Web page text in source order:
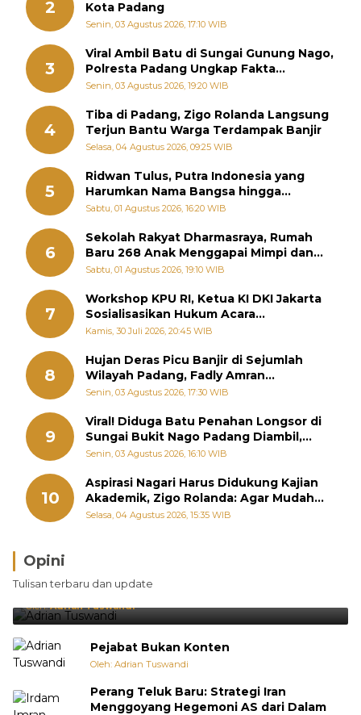
2
Kota Padang
Senin, 03 Agustus 2026, 17:10 WIB
3
Viral Ambil Batu di Sungai Gunung Nago,
Polresta Padang Ungkap Fakta
Sebenarnya
Senin, 03 Agustus 2026, 19:20 WIB
4
Tiba di Padang, Zigo Rolanda Langsung
Terjun Bantu Warga Terdampak Banjir
Selasa, 04 Agustus 2026, 09:25 WIB
5
Ridwan Tulus, Putra Indonesia yang
Harumkan Nama Bangsa hingga
Diabadikan dalam Buku Jepang
Sabtu, 01 Agustus 2026, 16:20 WIB
6
Sekolah Rakyat Dharmasraya, Rumah
Baru 268 Anak Menggapai Mimpi dan
Memutus Rantai Kemiskinan
Sabtu, 01 Agustus 2026, 19:10 WIB
7
Workshop KPU RI, Ketua KI DKI Jakarta
Sosialisasikan Hukum Acara
Penyelesaian Sengketa Informasi Publik
Kamis, 30 Juli 2026, 20:45 WIB
8
Hujan Deras Picu Banjir di Sejumlah
Wilayah Padang, Fadly Amran
Perintahkan OPD Siaga
Senin, 03 Agustus 2026, 17:30 WIB
9
Viral! Diduga Batu Penahan Longsor di
Sungai Bukit Nago Padang Diambil,
Warga Khawatir Bencana Terulang
Senin, 03 Agustus 2026, 16:10 WIB
10
Aspirasi Nagari Harus Didukung Kajian
Akademik, Zigo Rolanda: Agar Mudah
Diperjuangkan di Kementerian
Selasa, 04 Agustus 2026, 15:35 WIB
Opini
Tulisan terbaru dan update
Brasil Lebih Diunggulkan, tetapi Jepang Selalu
Punya Cara Membuat Kejutan
Oleh:Adrian Tuswandi
Pejabat Bukan Konten
Oleh: Adrian Tuswandi
Perang Teluk Baru: Strategi Iran
Menggoyang Hegemoni AS dari Dalam